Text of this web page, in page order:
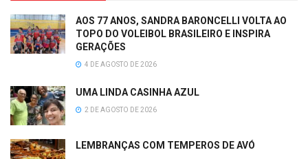
AOS 77 ANOS, SANDRA BARONCELLI VOLTA AO
TOPO DO VOLEIBOL BRASILEIRO E INSPIRA
GERAÇÕES
4 DE AGOSTO DE 2026
UMA LINDA CASINHA AZUL
2 DE AGOSTO DE 2026
LEMBRANÇAS COM TEMPEROS DE AVÓ